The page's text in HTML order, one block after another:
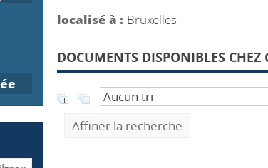
localisé à : Bruxelles
DOCUMENTS DISPONIBLES CHEZ
Affiner la recherche